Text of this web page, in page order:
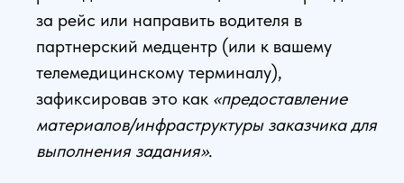
за рейс или направить водителя в
партнерский медцентр (или к вашему
телемедицинскому терминалу),
зафиксировав это как «предоставление
материалов/инфраструктуры заказчика для
выполнения задания».